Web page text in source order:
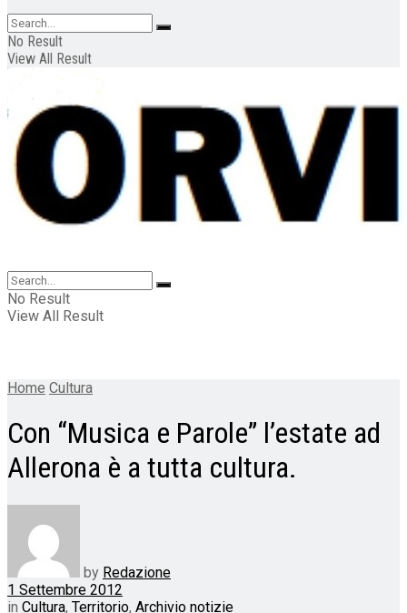
No Result
View All Result
No Result
View All Result
Home Cultura
Con “Musica e Parole” l’estate ad
Allerona è a tutta cultura.
by Redazione
1 Settembre 2012
in Cultura, Territorio, Archivio notizie